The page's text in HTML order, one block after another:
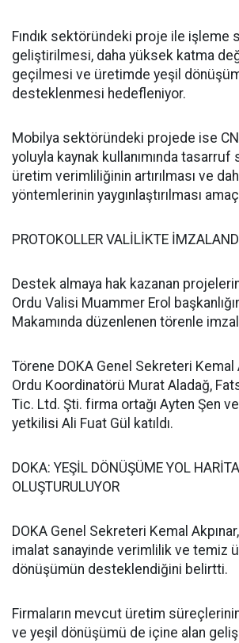
Fındık sektöründeki proje ile işleme
geliştirilmesi, daha yüksek katma
geçilmesi ve üretimde yeşil
desteklenmesi hedefleniyor.
Mobilya sektöründeki projede ise
yoluyla kaynak kullanımında tasarruf
üretim verimliliğinin artırılması ve
yöntemlerinin yaygınlaştırılması
PROTOKOLLER VALİLİKTE İMZALANDI
Destek almaya hak kazanan
Ordu Valisi Muammer Erol
Makamında düzenlenen törenle
Törene DOKA Genel Sekreteri Kemal
Ordu Koordinatörü Murat Aladağ,
Tic. Ltd. Şti. firma ortağı Ayten Şen
yetkilisi Ali Fuat Gül katıldı.
DOKA: YEŞİL DÖNÜŞÜME YOL
OLUŞTURULUYOR
DOKA Genel Sekreteri Kemal
imalat sanayinde verimlilik ve temiz
dönüşümün desteklendiğini belirtti.
Firmaların mevcut üretim
ve yeşil dönüşümü de içine alan